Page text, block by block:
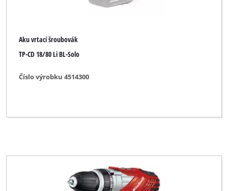
Aku vrtací šroubovák
TP-CD 18/80 Li BL-Solo
Číslo výrobku 4514300